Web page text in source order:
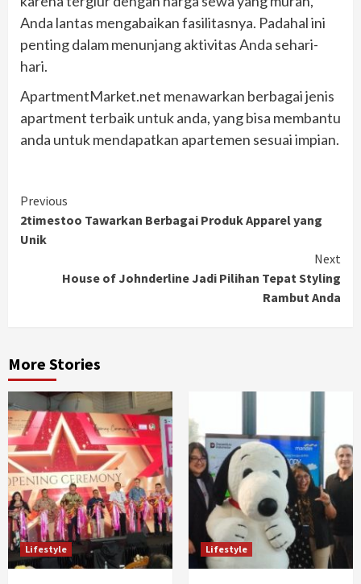
Anda lantas mengabaikan fasilitasnya. Padahal ini
penting dalam menunjang aktivitas Anda sehari-
hari.
ApartmentMarket.net menawarkan berbagai jenis
apartment terbaik untuk anda, yang bisa membantu
anda untuk mendapatkan apartemen sesuai impian.
Continue
Reading
Previous
2timestoo Tawarkan Berbagai Produk Apparel yang
Unik
Next
House of Johnderline Jadi Pilihan Tepat Styling
Rambut Anda
More Stories
Lifestyle Lifestyle